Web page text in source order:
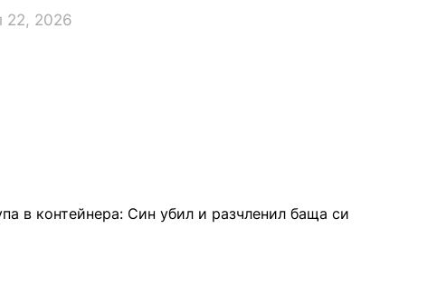
22, 2026
в контейнера: Син убил и разчленил баща си